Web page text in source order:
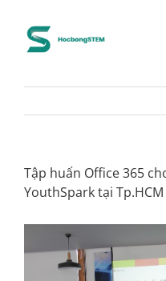
content
LỜI KHUYÊN
DÀNH CHO NHÀ TÀI
Tập huấn Office 365
YouthSpark tại Tp.HCM